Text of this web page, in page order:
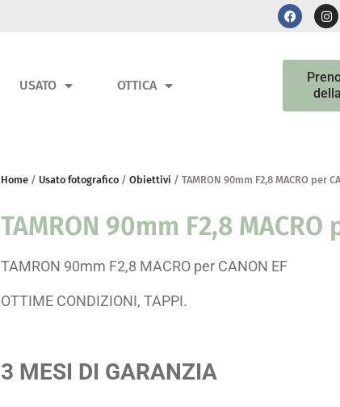
USATO OTTICA
Home / Usato fotografico / Obiettivi / TAMRON 90mm F2,8 MACRO per
TAMRON 90mm F2,8 MACRO
TAMRON 90mm F2,8 MACRO per CANON EF
OTTIME CONDIZIONI, TAPPI.
3 MESI DI GARANZIA